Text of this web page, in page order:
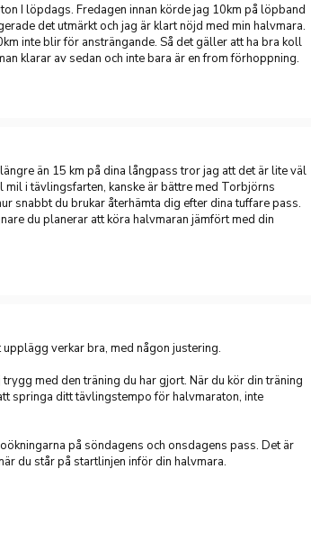
I löpdags. Fredagen innan körde jag 10km på löpband
det utmärkt och jag är klart nöjd med min halvmara.
inte blir för ansträngande. Så det gäller att ha bra koll
klarar av sedan och inte bara är en from förhoppning.
än 15 km på dina långpass tror jag att det är lite väl
mil i tävlingsfarten, kanske är bättre med Torbjörns
snabbt du brukar återhämta dig efter dina tuffare pass.
du planerar att köra halvmaran jämfört med din
upplägg verkar bra, med någon justering.
trygg med den träning du har gjort. När du kör din träning
springa ditt tävlingstempo för halvmaraton, inte
på söndagens och onsdagens pass. Det är
du står på startlinjen inför din halvmara.